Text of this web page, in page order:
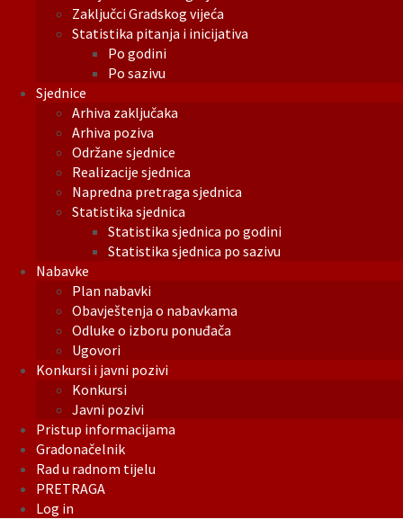
Zaključci Gradskog vijeća
Statistika pitanja i inicijativa
Po godini
Po sazivu
Sjednice
Arhiva zaključaka
Arhiva poziva
Održane sjednice
Realizacije sjednica
Napredna pretraga sjednica
Statistika sjednica
Statistika sjednica po godini
Statistika sjednica po sazivu
Nabavke
Plan nabavki
Obavještenja o nabavkama
Odluke o izboru ponuđača
Ugovori
Konkursi i javni pozivi
Konkursi
Javni pozivi
Pristup informacijama
Gradonačelnik
Rad u radnom tijelu
PRETRAGA
Log in